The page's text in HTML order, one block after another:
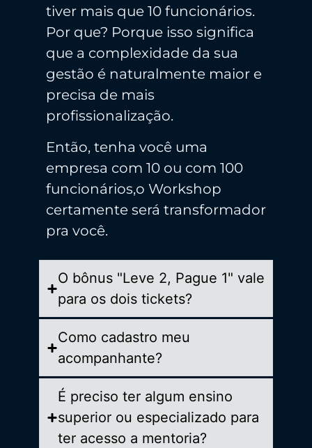
tiver mais que 10 funcionários.
Por que? Porque isso significa
que a complexidade da sua
gestão é naturalmente maior e
precisa de mais
profissionalização.
Então, tenha você uma
empresa com 10 ou com 100
funcionários,o Workshop
certamente será transformador
pra você.
O bônus "Leve 2, Pague 1" vale
para os dois tickets?
Como cadastro meu
acompanhante?
É preciso ter algum ensino
superior ou especializado para
ter acesso a mentoria?